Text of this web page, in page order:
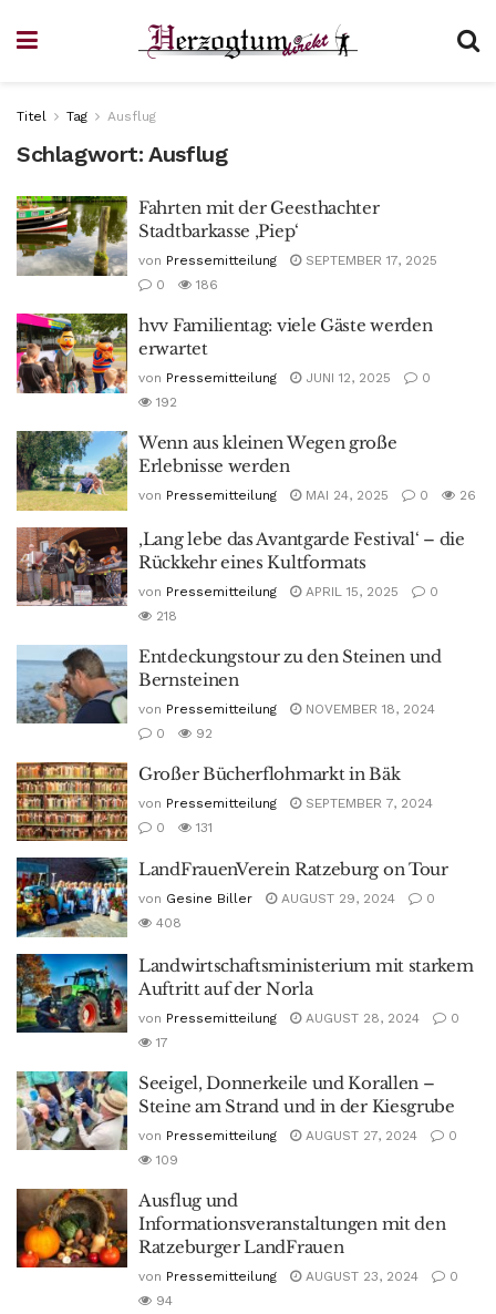
Titel Tag Ausflug
Schlagwort:Ausflug
Fahrten mit der Geesthachter
Stadtbarkasse ‚Piep‘
von Pressemitteilung
SEPTEMBER 17, 2025
0
186
hvv Familientag: viele Gäste werden
erwartet
von Pressemitteilung JUNI 12, 2025
0
192
Wenn aus kleinen Wegen große
Erlebnisse werden
von Pressemitteilung MAI 24, 2025 0 26
‚Lang lebe das Avantgarde Festival‘ – die
Rückkehr eines Kultformats
von Pressemitteilung APRIL 15, 2025
0
218
Entdeckungstour zu den Steinen und
Bernsteinen
von Pressemitteilung
NOVEMBER 18, 2024
0
92
Großer Bücherflohmarkt in Bäk
von Pressemitteilung
SEPTEMBER 7, 2024
0
131
LandFrauenVerein Ratzeburg on Tour
von Gesine Biller AUGUST 29, 2024
0
408
Landwirtschaftsministerium mit starkem
Auftritt auf der Norla
von Pressemitteilung AUGUST 28, 2024
0
17
Seeigel, Donnerkeile und Korallen –
Steine am Strand und in der Kiesgrube
von Pressemitteilung AUGUST 27, 2024
0
109
Ausflug und
Informationsveranstaltungen mit den
Ratzeburger LandFrauen
von Pressemitteilung AUGUST 23, 2024
0
94